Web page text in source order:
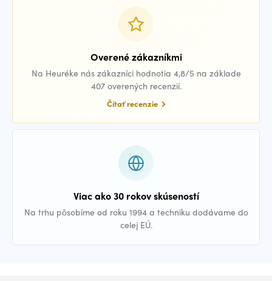
Overené zákazníkmi
Na Heuréke nás zákazníci hodnotia 4,8/5 na základe
407 overených recenzií.
Čítať recenzie
Viac ako 30 rokov skúseností
Na trhu pôsobíme od roku 1994 a techniku dodávame do
celej EÚ.